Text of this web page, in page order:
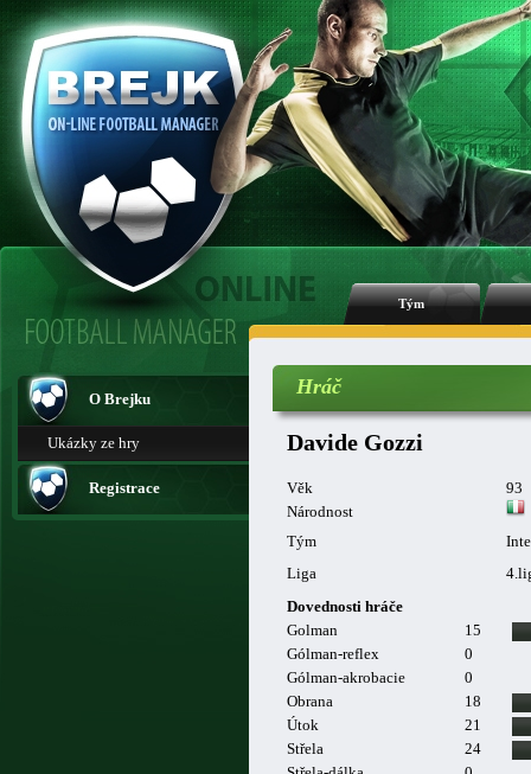
Tým
O Brejku
Ukázky ze hry
Registrace
Hráč
Davide Gozzi
Věk
93
Národnost
Tým
Liga
Dovednosti hráče
Golman
15
Gólman-reflex
0
Gólman-akrobacie
0
Obrana
18
Útok
21
Střela
24